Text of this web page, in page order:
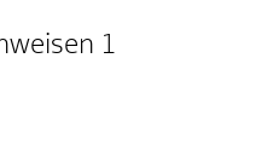
1